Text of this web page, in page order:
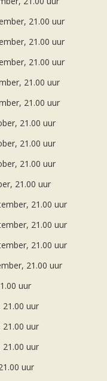
21.00 uur
21.00 uur
21.00 uur
21.00 uur
21.00 uur
21.00 uur
21.00 uur
21.00 uur
21.00 uur
21.00 uur
21.00 uur
21.00 uur
21.00 uur
uur
21.00 uur
21.00 uur
21.00 uur
uur